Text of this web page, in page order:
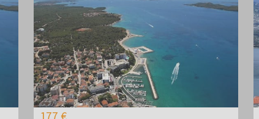
opcije, restorani i barovi koji nude lokalne specijalitete i
i rekreacijske aktivnosti u kampu ili uz plažu, uključujući
u sezoni dostupan animacijski program s zabavnim
koja pruža mirno okruženje za opuštanje. Neposredna